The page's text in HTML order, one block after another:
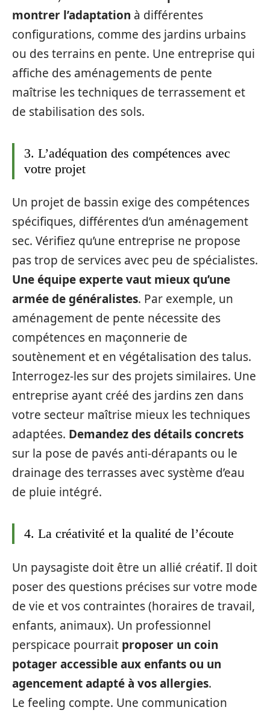
montrer l’adaptation à différentes
configurations, comme des jardins urbains
ou des terrains en pente. Une entreprise qui
affiche des aménagements de pente
maîtrise les techniques de terrassement et
de stabilisation des sols.
3. L’adéquation des compétences avec
votre projet
Un projet de bassin exige des compétences
spécifiques, différentes d’un aménagement
sec. Vérifiez qu’une entreprise ne propose
pas trop de services avec peu de spécialistes.
Une équipe experte vaut mieux qu’une
armée de généralistes. Par exemple, un
aménagement de pente nécessite des
compétences en maçonnerie de
soutènement et en végétalisation des talus.
Interrogez-les sur des projets similaires. Une
entreprise ayant créé des jardins zen dans
votre secteur maîtrise mieux les techniques
adaptées. Demandez des détails concrets
sur la pose de pavés anti-dérapants ou le
drainage des terrasses avec système d’eau
de pluie intégré.
4. La créativité et la qualité de l’écoute
Un paysagiste doit être un allié créatif. Il doit
poser des questions précises sur votre mode
de vie et vos contraintes (horaires de travail,
enfants, animaux). Un professionnel
perspicace pourrait proposer un coin
potager accessible aux enfants ou un
agencement adapté à vos allergies.
Le feeling compte. Une communication